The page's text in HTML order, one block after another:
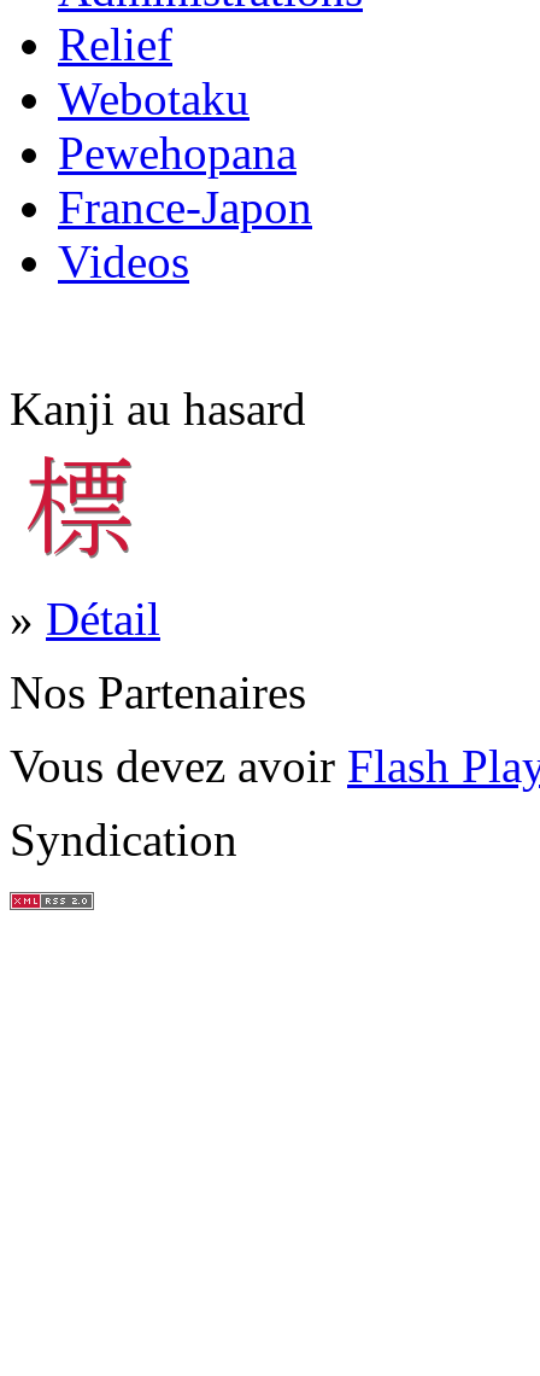
Relief
Webotaku
Pewehopana
France-Japon
Videos
Kanji au hasard
» Détail
Nos Partenaires
Vous devez avoir Flash
Syndication